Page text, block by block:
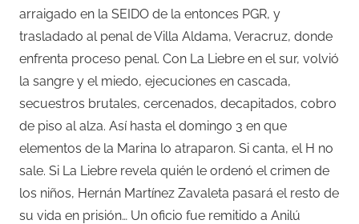
arraigado en la SEIDO de la entonces PGR, y
trasladado al penal de Villa Aldama, Veracruz, donde
enfrenta proceso penal. Con La Liebre en el sur, volvió
la sangre y el miedo, ejecuciones en cascada,
secuestros brutales, cercenados, decapitados, cobro
de piso al alza. Así hasta el domingo 3 en que
elementos de la Marina lo atraparon. Si canta, el H no
sale. Si La Liebre revela quién le ordenó el crimen de
los niños, Hernán Martínez Zavaleta pasará el resto de
su vida en prisión… Un oficio fue remitido a Anilú